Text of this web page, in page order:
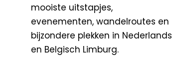
mooiste uitstapjes,
evenementen, wandelroutes en
bijzondere plekken in Nederlands
en Belgisch Limburg.